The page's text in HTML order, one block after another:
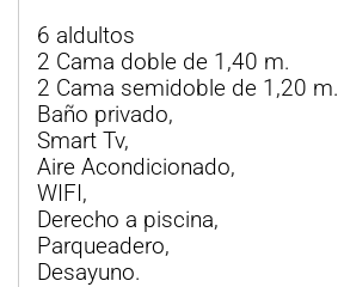
6 aldultos
2 Cama doble de 1,40 m.
2 Cama semidoble de 1,20 m.
Baño privado,
Smart Tv,
Aire Acondicionado,
WIFI,
Derecho a piscina,
Parqueadero,
Desayuno.